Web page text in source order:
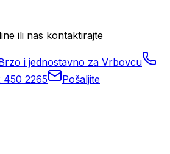
ili nas kontaktirajte
i jednostavno za Vrbovcu
450 2265
Pošaljite